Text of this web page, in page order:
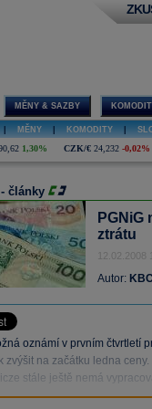
MĚNY & SAZBY
MĚNY KOMODITY
1,30% CZK/€ 24,232 -0,02%
články
ztrátu
12.02.2008
Autor:
oznámí v prvním čtvrtletí
zvýšit na začátku ledna
stále ještě nemá